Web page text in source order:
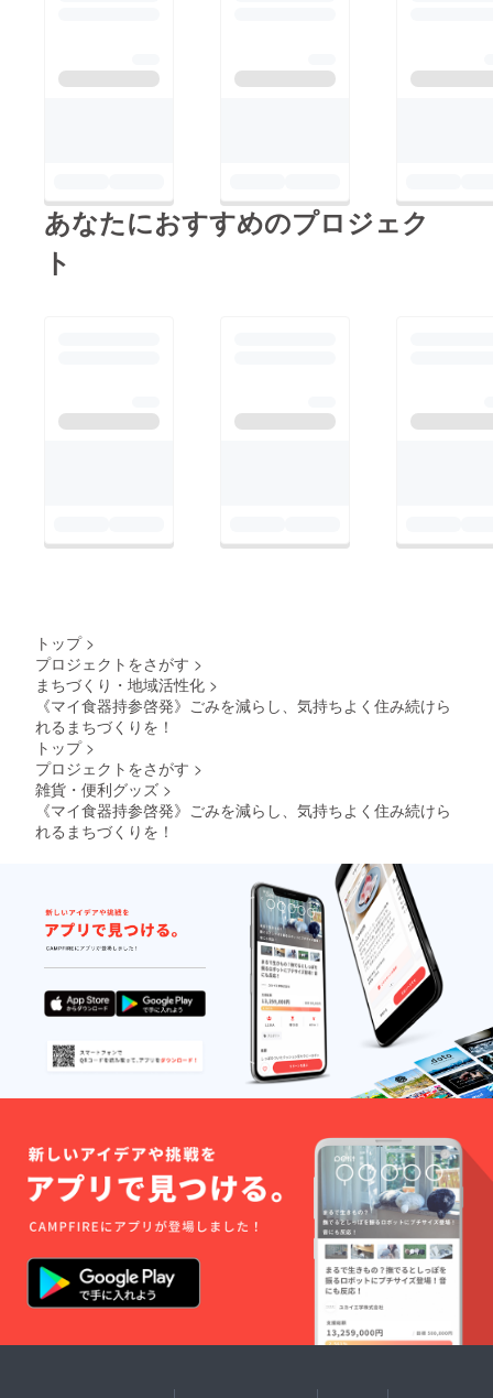
あなたにおすすめのプロジェク
ト
トップ >
プロジェクトをさがす >
まちづくり・地域活性化 >
《マイ食器持参啓発》ごみを減らし、気持ちよく住み続けら
れるまちづくりを！
トップ >
プロジェクトをさがす >
雑貨・便利グッズ >
《マイ食器持参啓発》ごみを減らし、気持ちよく住み続けら
れるまちづくりを！